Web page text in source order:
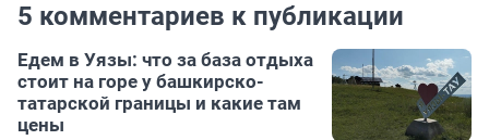
5 комментариев к публикации
Едем в Уязы: что за база отдыха
стоит на горе у башкирско-
татарской границы и какие там
цены